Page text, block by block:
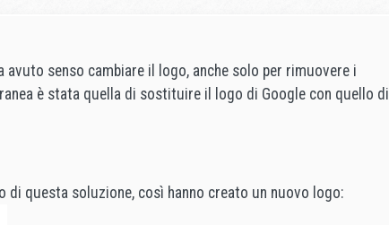
avuto senso cambiare il logo, anche solo per rimuovere i
è stata quella di sostituire il logo di Google con quello di
di questa soluzione, così hanno creato un nuovo logo: